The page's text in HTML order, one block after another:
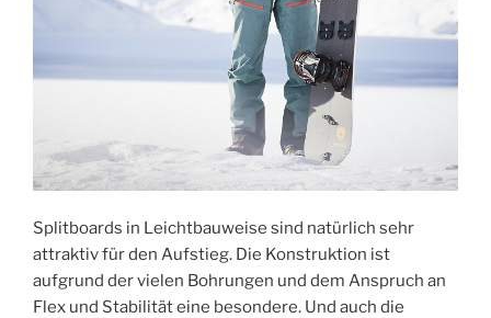
Splitboards in Leichtbauweise sind natürlich sehr
attraktiv für den Aufstieg. Die Konstruktion ist
aufgrund der vielen Bohrungen und dem Anspruch an
Flex und Stabilität eine besondere. Und auch die